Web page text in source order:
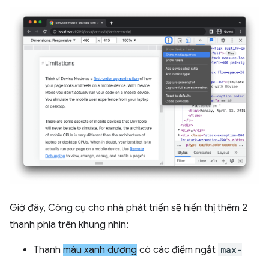
Giờ đây, Công cụ cho nhà phát triển sẽ hiển thị thêm 2
thanh phía trên khung nhìn:
Thanh màu xanh dương có các điểm ngắt max-